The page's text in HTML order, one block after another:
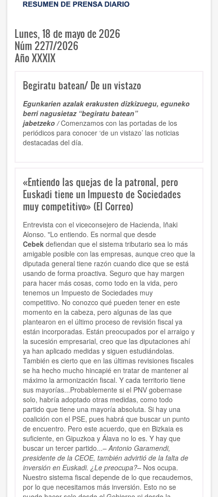
Lunes, 18 de mayo de 2026
Núm 2277/2026
Año XXXIX
Begiratu batean/ De un vistazo
Egunkarien azalak erakusten dizkizuegu, eguneko
berri nagusietaz “begiratu batean”
jabetzeko /Comenzamos con las portadas de los
periódicos para conocer ‘de un vistazo’ las noticias
destacadas del día.
«Entiendo las quejas de la patronal, pero
Euskadi tiene un Impuesto de Sociedades
muy competitivo» (El Correo)
Entrevista con el viceconsejero de Hacienda, Iñaki
Alonso. "Lo entiendo. Es normal que desde
Cebek defiendan que el sistema tributario sea lo más
amigable posible con las empresas, aunque creo que la
diputada general tiene razón cuando dice que se está
usando de forma proactiva. Seguro que hay margen
para hacer más cosas, como todo en la vida, pero
tenemos un Impuesto de Sociedades muy
competitivo. No conozco qué pueden tener en este
momento en la cabeza, pero algunas de las que
plantearon en el último proceso de revisión fiscal ya
están incorporadas. Están preocupados por el arraigo y
la sucesión empresarial, creo que las diputaciones ahí
ya han aplicado medidas y siguen estudiándolas.
También es cierto que en las últimas revisiones fiscales
se ha hecho mucho hincapié en tratar de mantener al
máximo la armonización fiscal. Y cada territorio tiene
sus mayorías...Probablemente si el PNV gobernase
solo, habría adoptado otras medidas, como todo
partido que tiene una mayoría absoluta. Si hay una
coalición con el PSE, pues habrá que buscar un punto
de encuentro. Pero este acuerdo, que en Bizkaia es
suficiente, en Gipuzkoa y Álava no lo es. Y hay que
buscar un tercer partido...– Antonio Garamendi,
presidente de la CEOE, también advirtió de la falta de
inversión en Euskadi. ¿Le preocupa?– Nos ocupa.
Nuestro sistema fiscal depende de lo que recaudemos,
por lo que necesitamos más inversión. Esto no se